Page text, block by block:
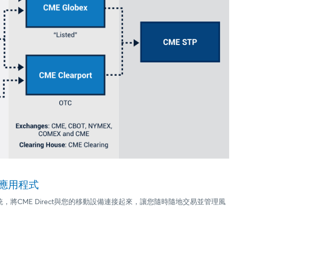
用程式
將CME Direct與您的移動設備連接起來，讓您隨時隨地交易並管理風